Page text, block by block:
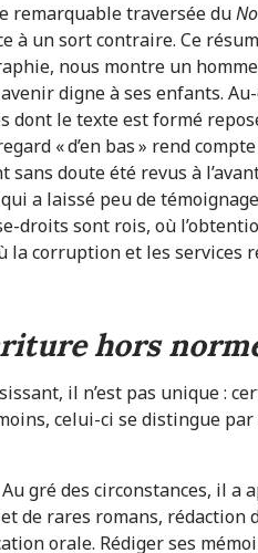
remarquable traversée du
à un sort contraire. Ce
nous montre un
digne à ses enfants.
dont le texte est formé
« d’en bas » rend
sans doute été revus à
a laissé peu de
droits sont rois, où
la corruption et les services
hors
il n’est pas unique :
celui-ci se distingue
gré des circonstances, il
de rares romans,
orale. Rédiger ses